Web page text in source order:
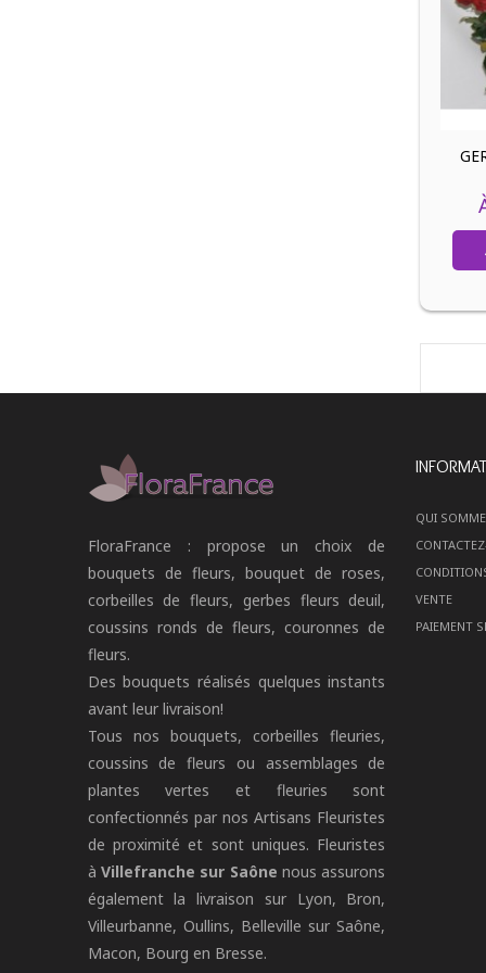
FloraFrance : propose un choix de
bouquets de fleurs, bouquet de roses,
corbeilles de fleurs, gerbes fleurs deuil,
coussins ronds de fleurs, couronnes de
fleurs.
Des bouquets réalisés quelques instants
avant leur livraison!
Tous nos bouquets, corbeilles fleuries,
coussins de fleurs ou assemblages de
plantes vertes et fleuries sont
confectionnés par nos Artisans Fleuristes
de proximité et sont uniques. Fleuristes
à Villefranche sur Saône nous assurons
également la livraison sur Lyon, Bron,
Villeurbanne, Oullins, Belleville sur Saône,
Macon, Bourg en Bresse.
QUI
VENTE
PAIEMENT